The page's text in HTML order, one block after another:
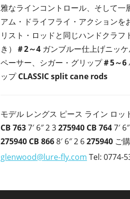
雅なラインコントロール、そして一
アム・ドライフライ・アクション
リスト・ロッドと同じハンドクラ
き） ＃2～4 ガンブルー仕上げニッ
ペーサー、シガー・グリップ＃5～6
ップCLASSIC split cane rods
モデル レングス ピース ライン ロッ
CB 7637′ 6″ 2 3275940 CB 7647′
275940 CB 8668′ 6″ 2 6275940 ご
glenwood@lure-fly.com Tel: 0774-